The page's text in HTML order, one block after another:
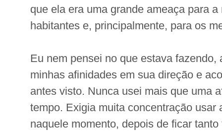
que ela era uma grande ameaça para
habitantes e, principalmente, para os
Eu nem pensei no que estava fazendo,
minhas afinidades em sua direção e
antes visto. Nunca usei mais que uma
tempo. Exigia muita concentração usar
naquele momento, depois de ficar